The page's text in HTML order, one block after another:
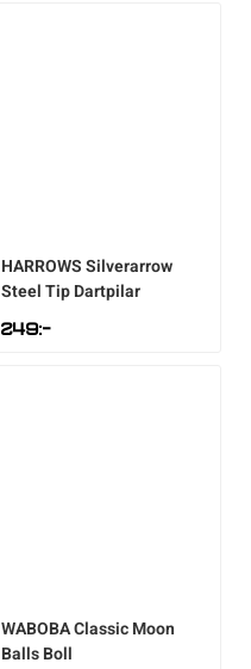
HARROWSSilverarrow
Steel Tip Dartpilar
249:-
WABOBAClassic Moon
Balls Boll